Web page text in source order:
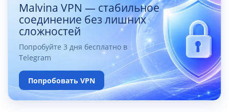
Malvina VPN — стабильное
соединение без лишних
сложностей
Попробуйте 3 дня бесплатно в
Telegram
Попробовать VPN